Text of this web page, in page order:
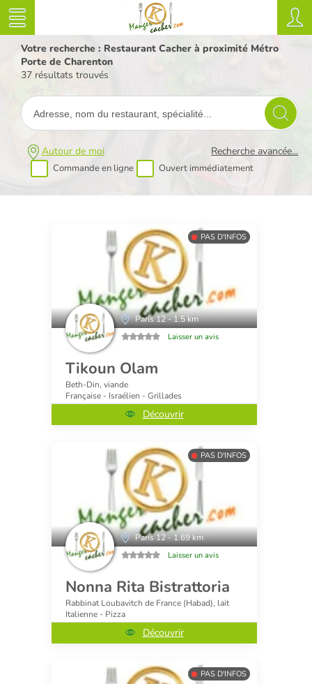
Votre recherche : Restaurant Cacher à proximité Métro
Porte de Charenton
37 résultats trouvés
Autour de moi
Commande en ligne Ouvert immédiatement
Recherche avancée...
PAS D'INFOS
Paris 12 - 1.5 km
Laisser un avis
Tikoun Olam
Beth-Din, viande
Française - Israélien - Grillades
Découvrir
PAS D'INFOS
Paris 12 - 1.69 km
Laisser un avis
Nonna Rita Bistrattoria
Rabbinat Loubavitch de France (Habad), lait
Italienne - Pizza
Découvrir
PAS D'INFOS